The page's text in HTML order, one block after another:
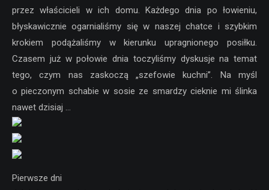
przez właścicieli w ich domu. Każdego dnia po łowieniu,
błyskawicznie ogarnialiśmy się w naszej chatce i szybkim
krokiem podążaliśmy w kierunku upragnionego posiłku.
Czasem już w połowie dnia toczyliśmy dyskusje na temat
tego, czym nas zaskoczą „szefowie kuchni”. Na myśl
o pieczonym schabie w sosie ze smardzy cieknie mi ślinka
nawet dzisiaj …
Pierwsze dni